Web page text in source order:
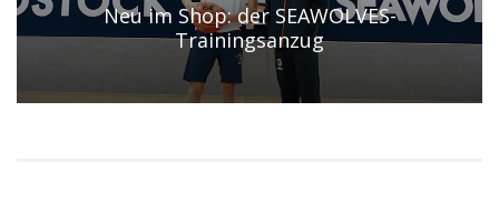
Neu im Shop: der SEAWOLVES-
Trainingsanzug